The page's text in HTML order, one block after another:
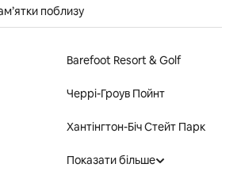
поблизу
Barefoot Resort & Golf
Черрі-Гроув Пойнт
Хантінгтон-Біч Стейт Парк
Показати більше